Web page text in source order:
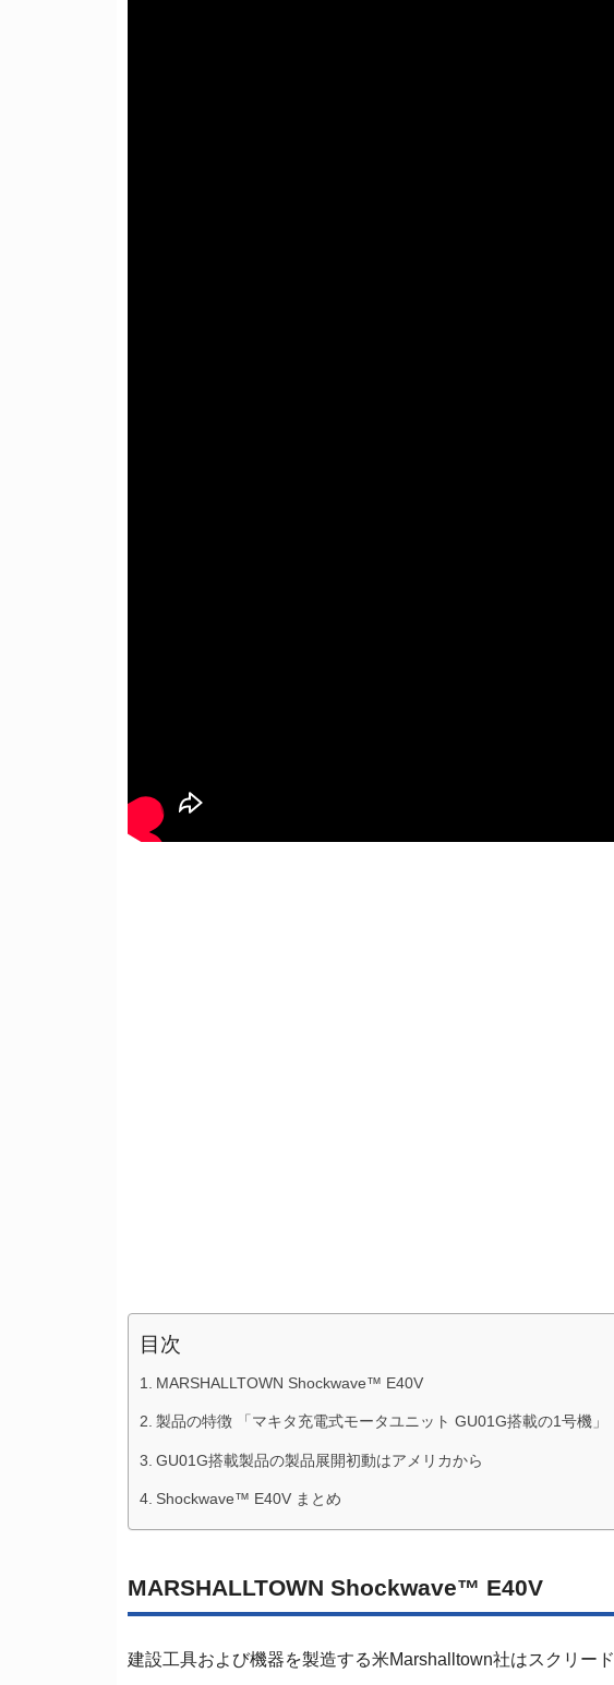
目次
MARSHALLTOWN Shockwave™ E40V
製品の特徴 「マキタ充電式モータユニット GU01G搭載の1号機」
GU01G搭載製品の製品展開初動はアメリカから
Shockwave™ E40V まとめ
MARSHALLTOWN Shockwave™ E40V
建設工具および機器を製造する米Marshalltown社はスクリード